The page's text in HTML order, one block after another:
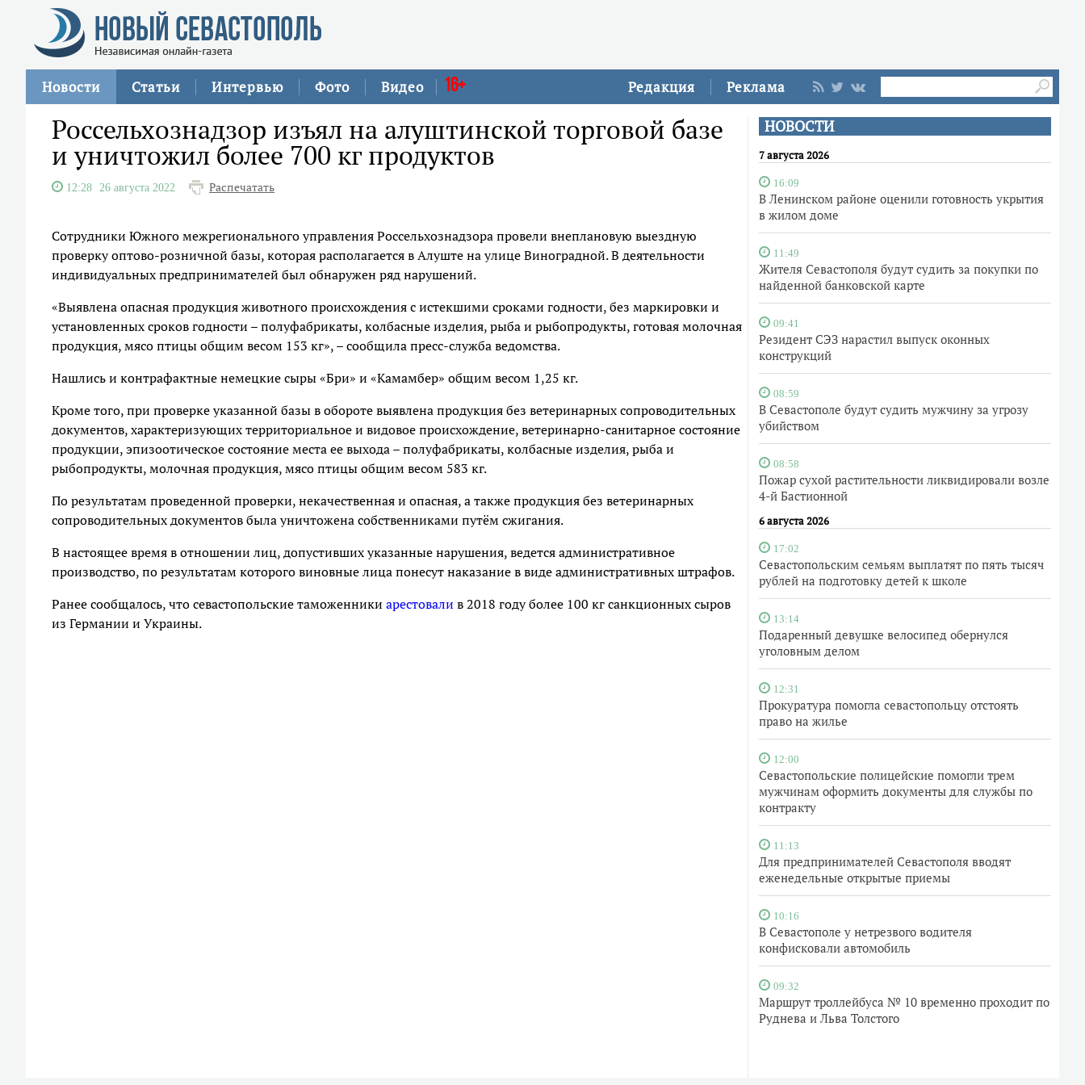
Редакция Реклама
Новости Статьи Интервью Фото Видео 16+
НОВОСТИ
7 августа 2026
16:09
В Ленинском районе оценили готовность укрытия
в жилом доме
11:49
Жителя Севастополя будут судить за покупки по
найденной банковской карте
09:41
Резидент СЭЗ нарастил выпуск оконных
конструкций
08:59
В Севастополе будут судить мужчину за угрозу
убийством
08:58
Пожар сухой растительности ликвидировали возле
4-й Бастионной
6 августа 2026
17:02
Севастопольским семьям выплатят по пять тысяч
рублей на подготовку детей к школе
13:14
Подаренный девушке велосипед обернулся
уголовным делом
12:31
Прокуратура помогла севастопольцу отстоять
право на жилье
12:00
Севастопольские полицейские помогли трем
мужчинам оформить документы для службы по
контракту
11:13
Для предпринимателей Севастополя вводят
еженедельные открытые приемы
10:16
В Севастополе у нетрезвого водителя
конфисковали автомобиль
09:32
Маршрут троллейбуса № 10 временно проходит по
Руднева и Льва Толстого
Россельхознадзор изъял на алуштинской торговой базе
и уничтожил более 700 кг продуктов
12:28 26 августа 2022 Распечатать
Сотрудники Южного межрегионального управления Россельхознадзора провели внеплановую выездную
проверку оптово-розничной базы, которая располагается в Алуште на улице Виноградной. В деятельности
индивидуальных предпринимателей был обнаружен ряд нарушений.
«Выявлена опасная продукция животного происхождения с истекшими сроками годности, без маркировки и
установленных сроков годности – полуфабрикаты, колбасные изделия, рыба и рыбопродукты, готовая молочная
продукция, мясо птицы общим весом 153 кг», – сообщила пресс-служба ведомства.
Нашлись и контрафактные немецкие сыры «Бри» и «Камамбер» общим весом 1,25 кг.
Кроме того, при проверке указанной базы в обороте выявлена продукция без ветеринарных сопроводительных
документов, характеризующих территориальное и видовое происхождение, ветеринарно-санитарное состояние
продукции, эпизоотическое состояние места ее выхода – полуфабрикаты, колбасные изделия, рыба и
рыбопродукты, молочная продукция, мясо птицы общим весом 583 кг.
По результатам проведенной проверки, некачественная и опасная, а также продукция без ветеринарных
сопроводительных документов была уничтожена собственниками путём сжигания.
В настоящее время в отношении лиц, допустивших указанные нарушения, ведется административное
производство, по результатам которого виновные лица понесут наказание в виде административных штрафов.
Ранее сообщалось, что севастопольские таможенники арестовали в 2018 году более 100 кг санкционных сыров
из Германии и Украины.